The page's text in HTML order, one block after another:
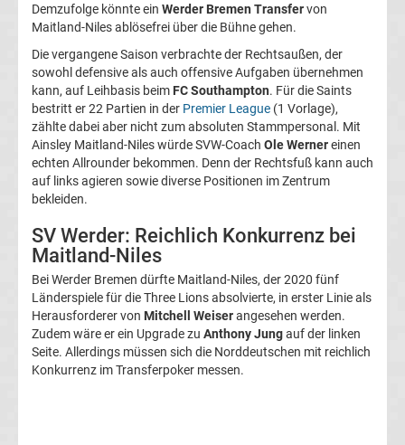
FC
Nürnberg
Transfergerüchte
1.
FC
Saarbrücken
Transfergerüchte
1.
FC
Demzufolge könnte ein Werder Bremen Transfervon
Maitland-Niles ablösefrei über die Bühne gehen.
Die vergangene Saison verbrachte der Rechtsaußen, der
sowohl defensive als auch offensive Aufgaben übernehmen
kann, auf Leihbasis beim FC Southampton. Für die Saints
bestritt er 22 Partien in der Premier League (1 Vorlage),
zählte dabei aber nicht zum absoluten Stammpersonal. Mit
Ainsley Maitland-Niles würde SVW-Coach Ole Wernereinen
echten Allrounder bekommen. Denn der Rechtsfuß kann auch
auf links agieren sowie diverse Positionen im Zentrum
bekleiden.
SV Werder: Reichlich Konkurrenz bei
Maitland-Niles
Bei Werder Bremen dürfte Maitland-Niles, der 2020 fünf
Länderspiele für die Three Lions absolvierte, in erster Linie als
Herausforderer von Mitchell Weiserangesehen werden.
Zudem wäre er ein Upgrade zu Anthony Jungauf der linken
Seite. Allerdings müssen sich die Norddeutschen mit reichlich
Konkurrenz im Transferpoker messen.